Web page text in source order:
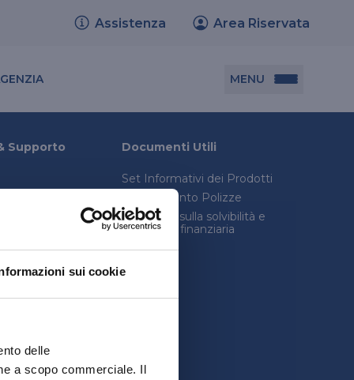
sui cookie
delle
a scopo commerciale. Il
Assistenza Area Riservata
MENU
Documenti utili
Set informativi dei prodotti
Trasferimento polizze
Supporto Documenti Utili
Set Informativi dei Prodotti
Trasferimento Polizze
Relazione sulla solvibilità e
condizioni finanziaria